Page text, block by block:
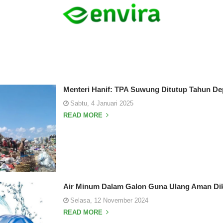
Menteri Hanif: TPA Suwung Ditutup Tahun
Sabtu, 4 Januari 2025
READ MORE
Air Minum Dalam Galon Guna Ulang Aman
Selasa, 12 November 2024
READ MORE